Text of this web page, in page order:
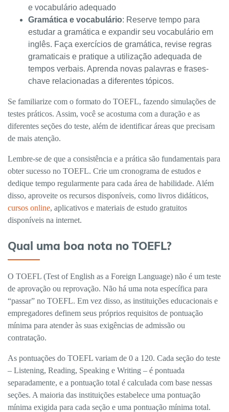
e vocabulário adequado
Gramática e vocabulário: Reserve tempo para
estudar a gramática e expandir seu vocabulário em
inglês. Faça exercícios de gramática, revise regras
gramaticais e pratique a utilização adequada de
tempos verbais. Aprenda novas palavras e frases-
chave relacionadas a diferentes tópicos.
Se familiarize com o formato do TOEFL, fazendo simulações de
testes práticos. Assim, você se acostuma com a duração e as
diferentes seções do teste, além de identificar áreas que precisam
de mais atenção.
Lembre-se de que a consistência e a prática são fundamentais para
obter sucesso no TOEFL. Crie um cronograma de estudos e
dedique tempo regularmente para cada área de habilidade. Além
disso, aproveite os recursos disponíveis, como livros didáticos,
cursos online, aplicativos e materiais de estudo gratuitos
disponíveis na internet.
Qual uma boa nota no TOEFL?
O TOEFL (Test of English as a Foreign Language) não é um teste
de aprovação ou reprovação. Não há uma nota específica para
“passar” no TOEFL. Em vez disso, as instituições educacionais e
empregadores definem seus próprios requisitos de pontuação
mínima para atender às suas exigências de admissão ou
contratação.
As pontuações do TOEFL variam de 0 a 120. Cada seção do teste
– Listening, Reading, Speaking e Writing – é pontuada
separadamente, e a pontuação total é calculada com base nessas
seções. A maioria das instituições estabelece uma pontuação
mínima exigida para cada seção e uma pontuação mínima total.